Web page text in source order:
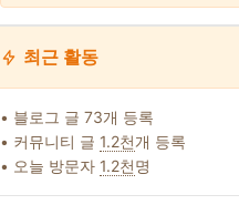
최근 활동
• 블로그 글 73개 등록
• 커뮤니티 글 1.2천개 등록
• 오늘 방문자 1.2천명